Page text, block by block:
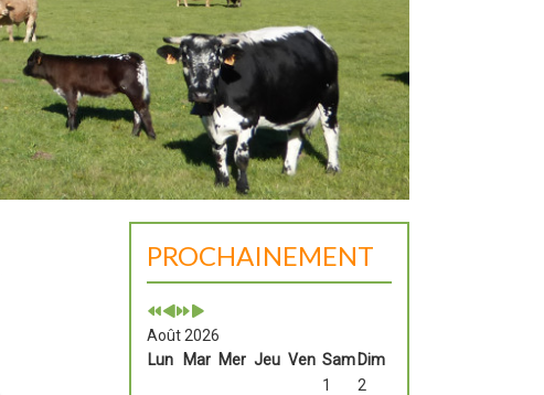
PROCHAINEMENT
Août 2026
Lun
Mar Mer Jeu Ven Sam Dim
1
2